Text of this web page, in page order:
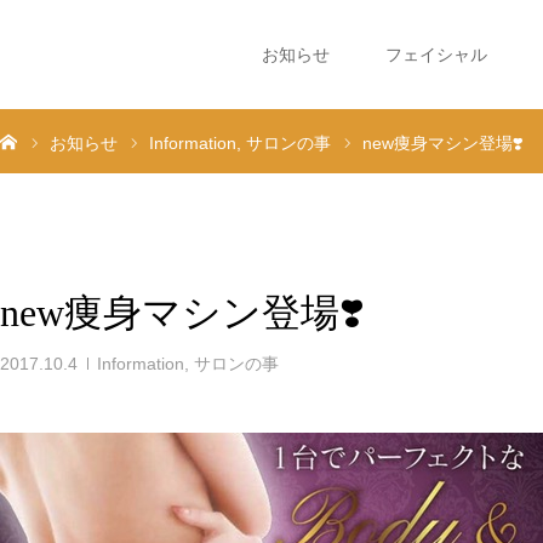
お知らせ フェイシャル
お知らせ Information サロンの事 new痩身マシン登場❣️
new痩身マシン登場❣️
2017.10.4 Information サロンの事